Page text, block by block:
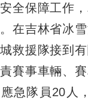
全保障工作
在吉林省冰
救援隊接到
賽事車輛、
急隊員20人